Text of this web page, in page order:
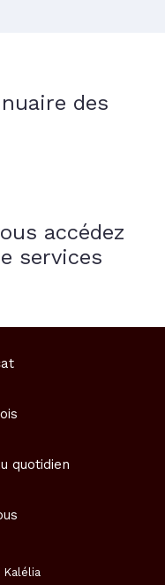
des
accédez
services
quotidien
Kalélia